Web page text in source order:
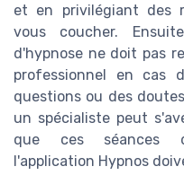
et en privilégiant des
vous coucher.
d'hypnose ne doit pas
professionnel en cas
questions ou des
un spécialiste peut
que ces séances
l'application Hypnos